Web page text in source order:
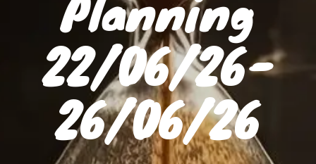
22/06/26-
26/06/26